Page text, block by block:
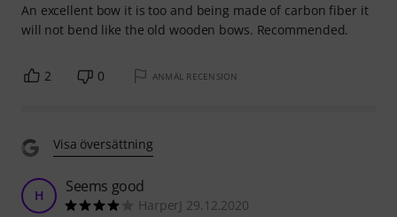
An excellent bow it is too and being made of carbon fiber it
will not bend like the old wooden bows. Recommended.
2 0 ANMÄL RECENSION
Visa översättning
H Seems good
HarperJ 29.12.2020